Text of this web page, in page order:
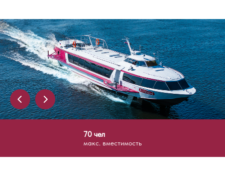
70 чел
макс. вместимость